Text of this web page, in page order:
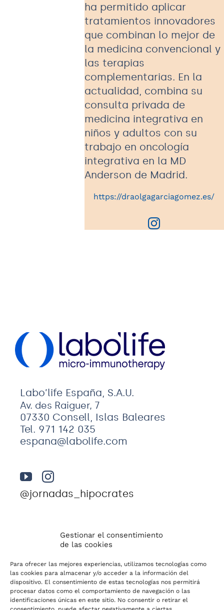
Gestionar el consentimiento
de las cookies
Para ofrecer las mejores experiencias, utilizamos tecnologías como
las cookies para almacenar y/o acceder a la información del
dispositivo. El consentimiento de estas tecnologías nos permitirá
procesar datos como el comportamiento de navegación o las
identificaciones únicas en este sitio. No consentir o retirar el
ha permitido aplicar
tratamientos innovadores
que combinan lo mejor de
la medicina convencional y
las terapias
complementarias. En la
actualidad, combina su
consulta privada de
medicina integrativa en
niños y adultos con su
trabajo en oncología
integrativa en la MD
Anderson de Madrid.
https://draolgagarciagomez.es/
Labo’life España, S.A.U.
Av. des Raiguer, 7
07330 Consell, Islas Baleares
Tel. 971 142 035
espana@labolife.com
@jornadas_hipocrates
© Conversaciones con Hipócrates 2026 |
Condiciones de uso –Política de cookies|
Labo’life España, S.A.U. Av. des Raiguer, 7 (07330)